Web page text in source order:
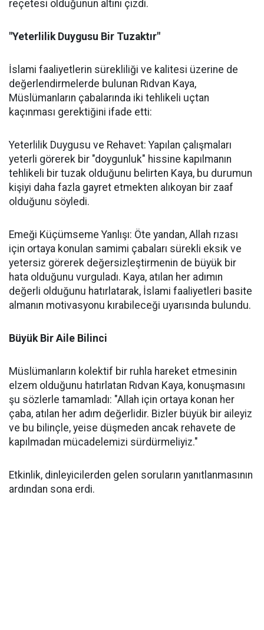
reçetesi olduğunun altını çizdi.
"Yeterlilik Duygusu Bir Tuzaktır"
İslami faaliyetlerin sürekliliği ve kalitesi üzerine de
değerlendirmelerde bulunan Rıdvan Kaya,
Müslümanların çabalarında iki tehlikeli uçtan
kaçınması gerektiğini ifade etti:
Yeterlilik Duygusu ve Rehavet: Yapılan çalışmaları
yeterli görerek bir "doygunluk" hissine kapılmanın
tehlikeli bir tuzak olduğunu belirten Kaya, bu durumun
kişiyi daha fazla gayret etmekten alıkoyan bir zaaf
olduğunu söyledi.
Emeği Küçümseme Yanlışı: Öte yandan, Allah rızası
için ortaya konulan samimi çabaları sürekli eksik ve
yetersiz görerek değersizleştirmenin de büyük bir
hata olduğunu vurguladı. Kaya, atılan her adımın
değerli olduğunu hatırlatarak, İslami faaliyetleri basite
almanın motivasyonu kırabileceği uyarısında bulundu.
Büyük Bir Aile Bilinci
Müslümanların kolektif bir ruhla hareket etmesinin
elzem olduğunu hatırlatan Rıdvan Kaya, konuşmasını
şu sözlerle tamamladı: "Allah için ortaya konan her
çaba, atılan her adım değerlidir. Bizler büyük bir aileyiz
ve bu bilinçle, yeise düşmeden ancak rehavete de
kapılmadan mücadelemizi sürdürmeliyiz."
Etkinlik, dinleyicilerden gelen soruların yanıtlanmasının
ardından sona erdi.